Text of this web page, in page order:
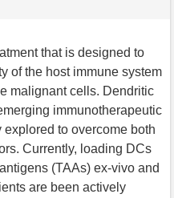
that is designed to
of the host immune system
malignant cells. Dendritic
immunotherapeutic
to overcome both
Currently, loading DCs
(TAAs) ex-vivo and
are been actively